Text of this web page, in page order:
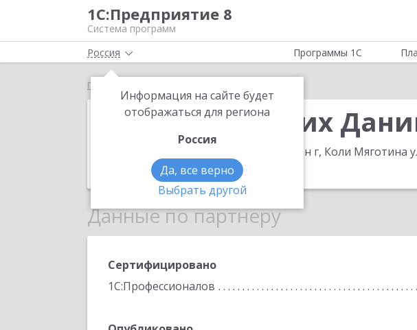
1С:Предприятие 8
Система программ
Россия
Информация на сайте будет
отображаться для региона
Россия
Да, все верно
Выбрать другой
Программы 1С
Главная
ИП Коротовских
640026, Курганская обл, Курган г, Коли
Телефон: (919) 593-9682
Данные по партнеру
Сертифицировано
1С:Профессионалов